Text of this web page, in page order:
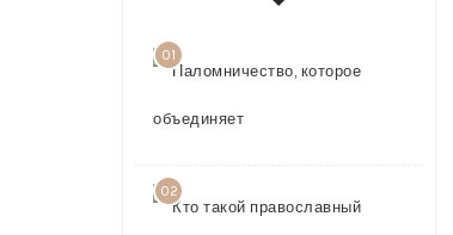
01
02